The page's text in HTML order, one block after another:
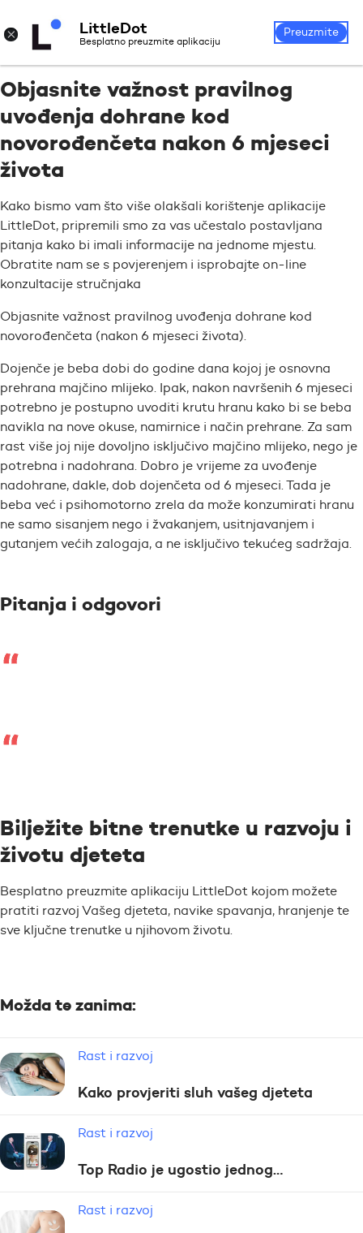
Prijava
Objasnite važnost pravilnog
uvođenja dohrane kod
novorođenčeta nakon 6 mjeseci
života
Kako bismo vam što više olakšali korištenje aplikacije
LittleDot, pripremili smo za vas učestalo postavljana
pitanja kako bi imali informacije na jednome mjestu.
Obratite nam se s povjerenjem i isprobajte on-line
konzultacije stručnjaka
Objasnite važnost pravilnog uvođenja dohrane kod
novorođenčeta (nakon 6 mjeseci života).
Dojenče je beba dobi do godine dana kojoj je osnovna
prehrana majčino mlijeko. Ipak, nakon navršenih 6 mjeseci
potrebno je postupno uvoditi krutu hranu kako bi se beba
navikla na nove okuse, namirnice i način prehrane. Za sam
rast više joj nije dovoljno isključivo majčino mlijeko, nego je
potrebna i nadohrana. Dobro je vrijeme za uvođenje
nadohrane, dakle, dob dojenčeta od 6 mjeseci. Tada je
beba već i psihomotorno zrela da može konzumirati hranu
ne samo sisanjem nego i žvakanjem, usitnjavanjem i
gutanjem većih zalogaja, a ne isključivo tekućeg sadržaja.
Pitanja i odgovori
Bilježite bitne trenutke u razvoju i
životu djeteta
Besplatno preuzmite aplikaciju LittleDot kojom možete
pratiti razvoj Vašeg djeteta, navike spavanja, hranjenje te
sve ključne trenutke u njihovom životu.
Možda te zanima:
Rast i razvoj
Kako provjeriti sluh vašeg djeteta
Rast i razvoj
Top Radio je ugostio jednog…
Rast i razvoj
× LittleDot
Besplatno preuzmite aplikaciju
Preuzmite